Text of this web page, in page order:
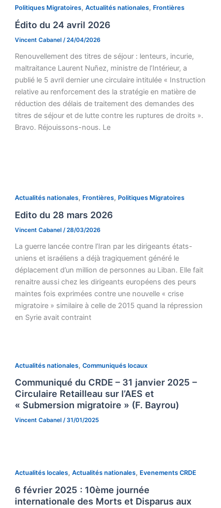
Politiques Migratoires, Actualités nationales, Frontières
Édito du 24 avril 2026
Vincent Cabanel /24/04/2026
Renouvellement des titres de séjour : lenteurs, incurie,
maltraitance Laurent Nuñez, ministre de l’Intérieur, a
publié le 5 avril dernier une circulaire intitulée « Instruction
relative au renforcement des la stratégie en matière de
réduction des délais de traitement des demandes des
titres de séjour et de lutte contre les ruptures de droits ».
Bravo. Réjouissons-nous. Le
Actualités nationales, Frontières, Politiques Migratoires
Edito du 28 mars 2026
Vincent Cabanel /28/03/2026
La guerre lancée contre l’Iran par les dirigeants états-
uniens et israéliens a déjà tragiquement généré le
déplacement d’un million de personnes au Liban. Elle fait
renaitre aussi chez les dirigeants européens des peurs
maintes fois exprimées contre une nouvelle « crise
migratoire » similaire à celle de 2015 quand la répression
en Syrie avait contraint
Actualités nationales, Communiqués locaux
Communiqué du CRDE – 31 janvier 2025 –
Circulaire Retailleau sur l’AES et
« Submersion migratoire » (F. Bayrou)
Vincent Cabanel /31/01/2025
Actualités locales, Actualités nationales, Evenements CRDE
6 février 2025 : 10ème journée
internationale des Morts et Disparus aux